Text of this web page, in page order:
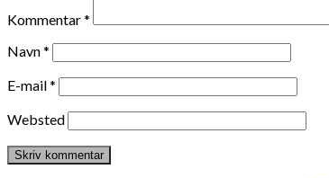
Kommentar*
Navn*
E-mail*
Websted